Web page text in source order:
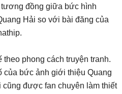
đồng giữa bức hình
Hải so với bài đăng của
phong cách truyện tranh.
của bức ảnh giới thiệu Quang
được fan chuyên làm thiết